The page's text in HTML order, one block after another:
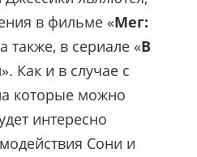
в фильме «Мег:
также, в сериале «В
». Как и в случае с
которые можно
интересно
Сони и